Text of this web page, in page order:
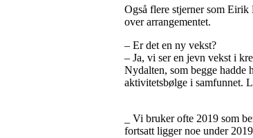
Også flere stjerner som
over arrangementet.
– Er det en ny vekst?
– Ja, vi ser en jevn vekst i
Nydalten, som begge hadde
aktivitetsbølge i samfunnet.
_ Vi bruker ofte 2019 som
fortsatt ligger noe under